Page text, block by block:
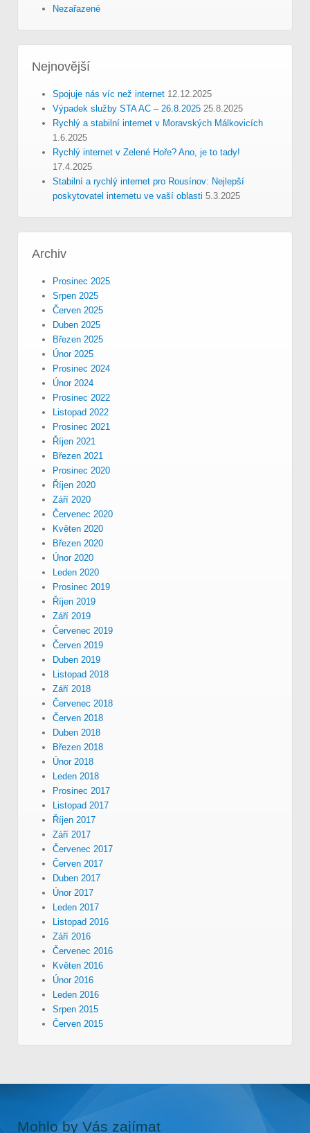
Nezařazené
Nejnovější
Spojuje nás víc než internet 12.12.2025
Výpadek služby STA AC – 26.8.2025 25.8.2025
Rychlý a stabilní internet v Moravských Málkovicích
1.6.2025
Rychlý internet v Zelené Hoře? Ano, je to tady!
17.4.2025
Stabilní a rychlý internet pro Rousínov: Nejlepší
poskytovatel internetu ve vaší oblasti 5.3.2025
Archiv
Prosinec 2025
Srpen 2025
Červen 2025
Duben 2025
Březen 2025
Únor 2025
Prosinec 2024
Únor 2024
Prosinec 2022
Listopad 2022
Prosinec 2021
Říjen 2021
Březen 2021
Prosinec 2020
Říjen 2020
Září 2020
Červenec 2020
Květen 2020
Březen 2020
Únor 2020
Leden 2020
Prosinec 2019
Říjen 2019
Září 2019
Červenec 2019
Červen 2019
Duben 2019
Listopad 2018
Září 2018
Červenec 2018
Červen 2018
Duben 2018
Březen 2018
Únor 2018
Leden 2018
Prosinec 2017
Listopad 2017
Říjen 2017
Září 2017
Červenec 2017
Červen 2017
Duben 2017
Únor 2017
Leden 2017
Listopad 2016
Září 2016
Červenec 2016
Květen 2016
Únor 2016
Leden 2016
Srpen 2015
Červen 2015
Mohlo by Vás zajímat